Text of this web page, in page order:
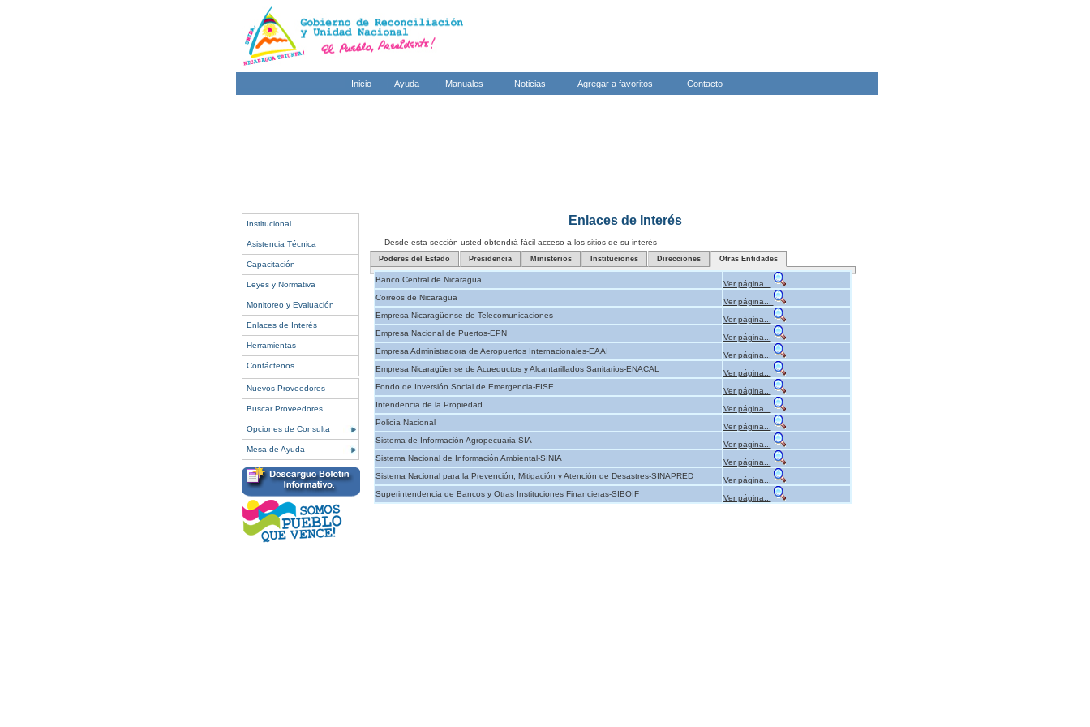
Inicio Ayuda Manuales Noticias Agregar a favoritos Contacto
Institucional
Asistencia Técnica
Capacitación
Leyes y Normativa
Monitoreo y Evaluación
Enlaces de Interés
Herramientas
Contáctenos
Nuevos Proveedores
Buscar Proveedores
Opciones de Consulta
Mesa de Ayuda
Enlaces de Interés
Desde esta sección usted obtendrá fácil acceso a los sitios de su interés
Poderes del Estado Presidencia Ministerios Instituciones Direcciones Otras Entidades
Banco Central de Nicaragua
Ver página...
Correos de Nicaragua
Ver página...
Empresa Nicaragüense de Telecomunicaciones
Ver página...
Empresa Nacional de Puertos-EPN
Ver página...
Empresa Administradora de Aeropuertos Internacionales-EAAI
Ver página...
Empresa Nicaragüense de Acueductos y Alcantarillados Sanitarios-ENACAL
Ver página...
Fondo de Inversión Social de Emergencia-FISE
Ver página...
Intendencia de la Propiedad
Ver página...
Policía Nacional
Ver página...
Sistema de Información Agropecuaria-SIA
Ver página...
Sistema Nacional de Información Ambiental-SINIA
Ver página...
Sistema Nacional para la Prevención, Mitigación y Atención de Desastres-SINAPRED
Ver página...
Superintendencia de Bancos y Otras Instituciones Financieras-SIBOIF
Ver página...